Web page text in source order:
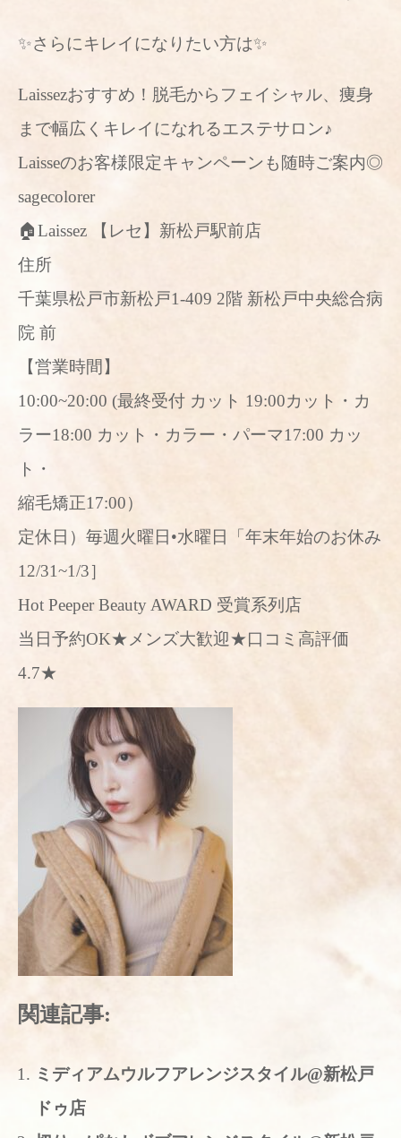
✨さらにキレイになりたい方は✨
Laissezおすすめ！脱毛からフェイシャル、痩身
まで幅広くキレイになれるエステサロン♪
Laisseのお客様限定キャンペーンも随時ご案内◎
sagecolorer
🏠Laissez 【レセ】新松戸駅前店
住所
千葉県松戸市新松戸1-409 2階 新松戸中央総合病
院 前
【営業時間】
10:00~20:00 (最終受付 カット 19:00カット・カ
ラー18:00 カット・カラー・パーマ17:00 カッ
ト・
縮毛矯正17:00）
定休日）毎週火曜日•水曜日「年末年始のお休み
12/31~1/3］
Hot Peeper Beauty AWARD 受賞系列店
当日予約OK★メンズ大歓迎★口コミ高評価
4.7★
関連記事:
ミディアムウルフアレンジスタイル@新松戸
ドゥ店